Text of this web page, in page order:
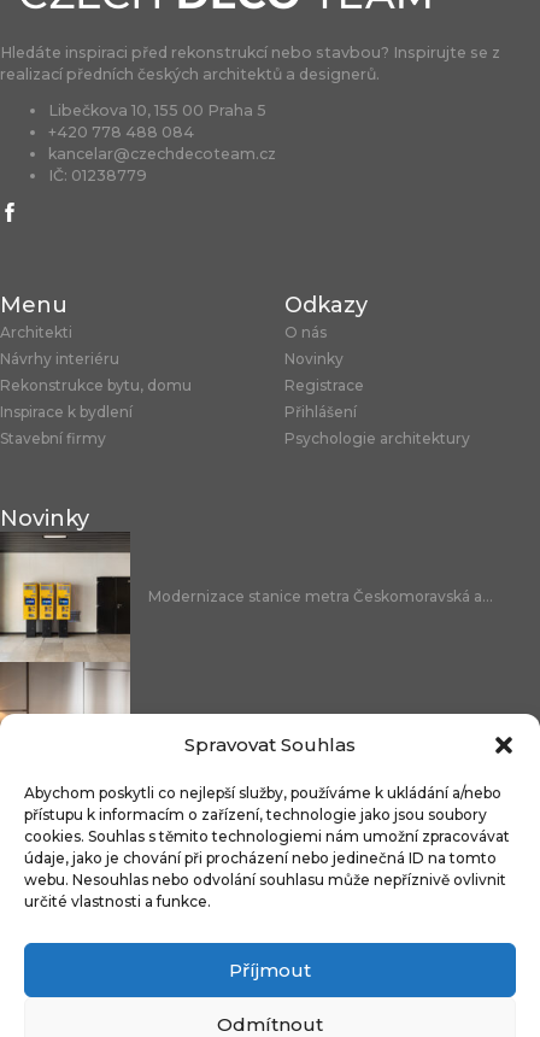
Spravovat Souhlas
Abychom poskytli co nejlepší služby, používáme k ukládání a/nebo
přístupu k informacím o zařízení, technologie jako jsou soubory
cookies. Souhlas s těmito technologiemi nám umožní zpracovávat
údaje, jako je chování při procházení nebo jedinečná ID na tomto
webu. Nesouhlas nebo odvolání souhlasu může nepříznivě ovlivnit
určité vlastnosti a funkce.
Příjmout
Odmítnout
Hledáte inspiraci před rekonstrukcí nebo stavbou? Inspirujte se z
realizací předních českých architektů a designerů.
Libečkova 10, 155 00 Praha 5
+420 778 488 084
kancelar@czechdecoteam.cz
IČ: 01238779
Menu
Architekti
Návrhy interiéru
Rekonstrukce bytu, domu
Inspirace k bydlení
Stavební firmy
Odkazy
O nás
Novinky
Registrace
Přihlášení
Psychologie architektury
Novinky
Modernizace stanice metra Českomoravská a...
Čistitelné látky s technologií FibreGuard®:...